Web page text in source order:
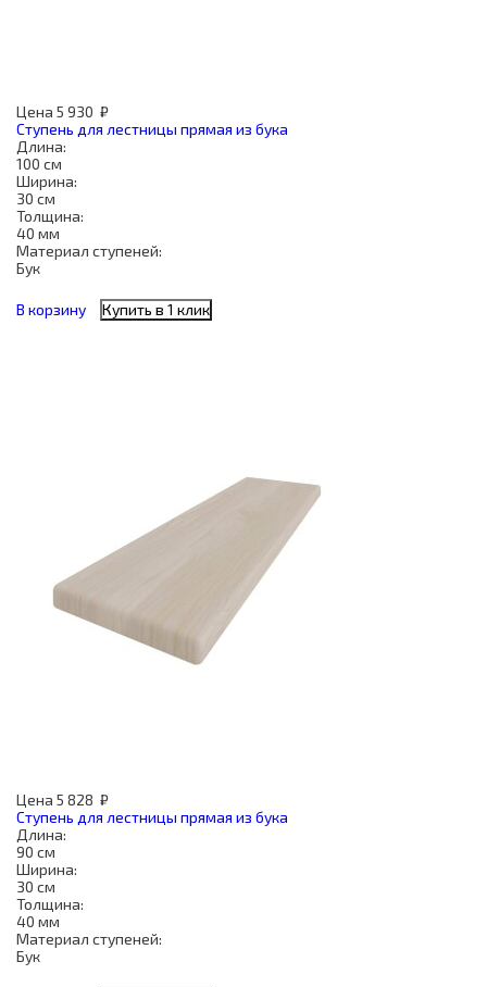
Цена 5 930 ₽
Ступень для лестницы прямая из бука
Длина:
100 см
Ширина:
30 см
Толщина:
40 мм
Материал ступеней:
Бук
В корзину Купить в 1 клик
Цена 5 828 ₽
Ступень для лестницы прямая из бука
Длина:
90 см
Ширина:
30 см
Толщина:
40 мм
Материал ступеней:
Бук